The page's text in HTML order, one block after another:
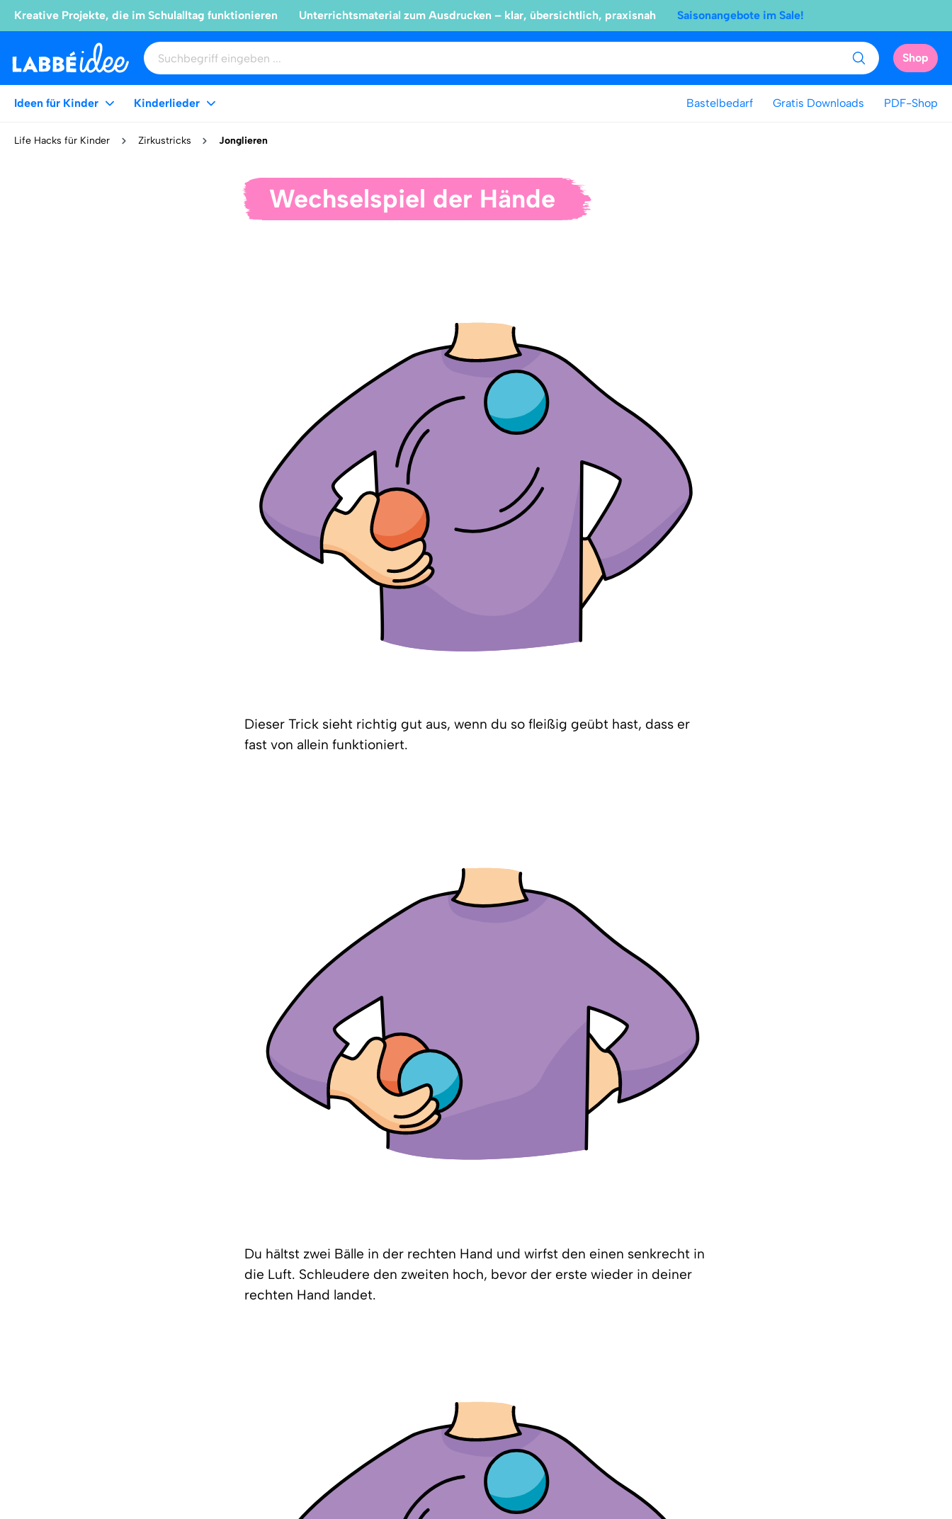
Kreative Projekte, die im Schulalltag funktionieren Unterrichtsmaterial zum Ausdrucken – klar, übersichtlich, praxisnah Saisonangebote im Sale!
Shop
Ideen für Kinder Kinderlieder Bastelbedarf Gratis Downloads PDF-Shop
Life Hacks für Kinder Zirkustricks Jonglieren
Wechselspiel der Hände
Dieser Trick sieht richtig gut aus, wenn du so fleißig geübt hast, dass er
fast von allein funktioniert.
Du hältst zwei Bälle in der rechten Hand und wirfst den einen senkrecht in
die Luft. Schleudere den zweiten hoch, bevor der erste wieder in deiner
rechten Hand landet.